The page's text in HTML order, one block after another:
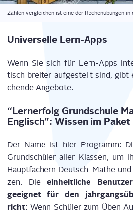
Zah­len ver­glei­chen ist eine der Rechen­übun­gen in
Uni­ver­sel­le Lern-Apps
Wenn Sie sich für Lern-Apps
tisch brei­ter auf­ge­stellt sind, gibt
chen­de Angebote.
“Lern­erfolg Grund­schu­le
Eng­lisch”: Wis­sen im Paket
Der Name ist hier Pro­gramm:
Grund­schü­ler aller Klas­sen, um
Haupt­fä­chern Deutsch, Mathe
zen. Dieein­heit­li­che
geeig­net für den
richt: Wenn Schü­ler zum Üben